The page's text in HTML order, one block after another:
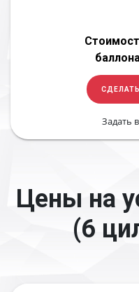
Задать
Цены на
(6